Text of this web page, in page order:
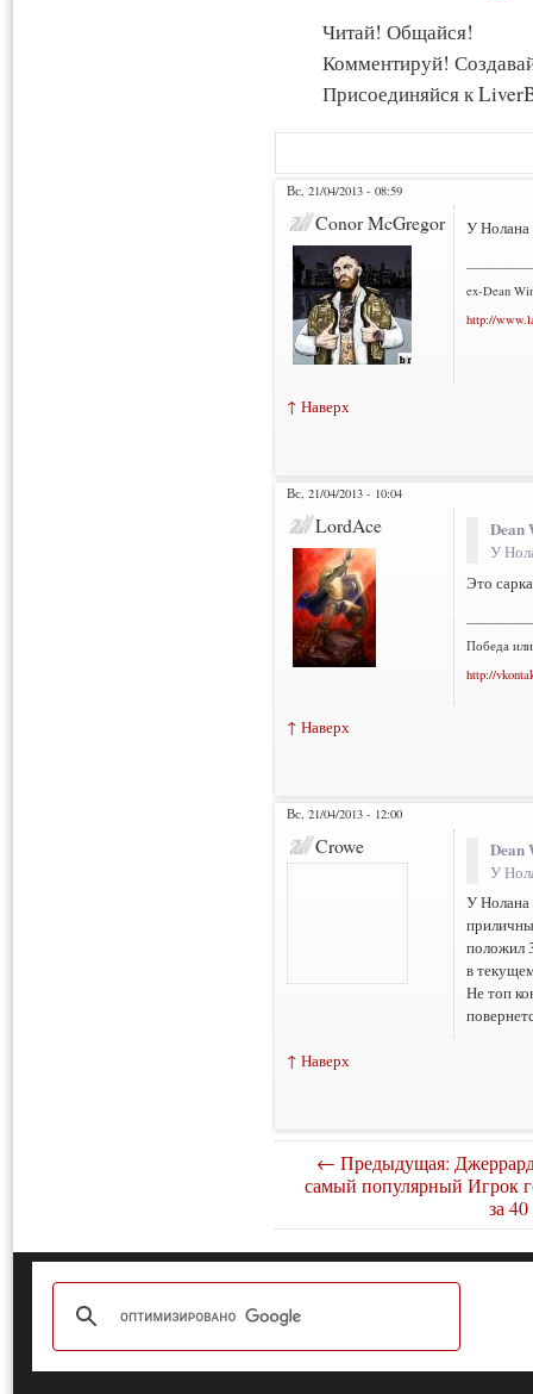
Читай! Общайся!
Комментируй!
Присоединяйся к
Вс, 21/04/2013 - 08:59
Conor McGregor У Нолана
ex-Dean
http://
↑ Наверх
Вс, 21/04/2013 - 10:04
LordAce Dean
У
Это
Победа
http://
↑ Наверх
Вс, 21/04/2013 - 12:00
Crowe Dean
У
У Нолана
положил
в
Не топ
↑ Наверх
← Предыдущая:
самый популярный Игрок
за 40